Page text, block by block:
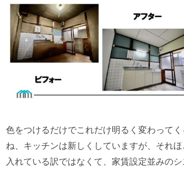
色をつけるだけでこれだけ明るく変わって
ね、キッチンは新しくしていますが、それ
入れている訳ではなくて、家賃設定並みの